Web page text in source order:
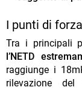
I punti di
Tra i principali
l’NETD
raggiunge i
rilevazione